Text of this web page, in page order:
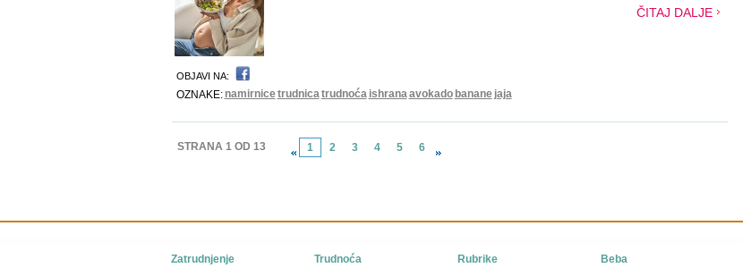
ČITAJ DALJE
OBJAVI NA:
OZNAKE: namirnicetrudnicatrudnoća ishranaavokado banane jaja
STRANA 1 OD 13 1 2 3 4 5 6
Zatrudnjenje
Trudnoća
Rubrike
Beba